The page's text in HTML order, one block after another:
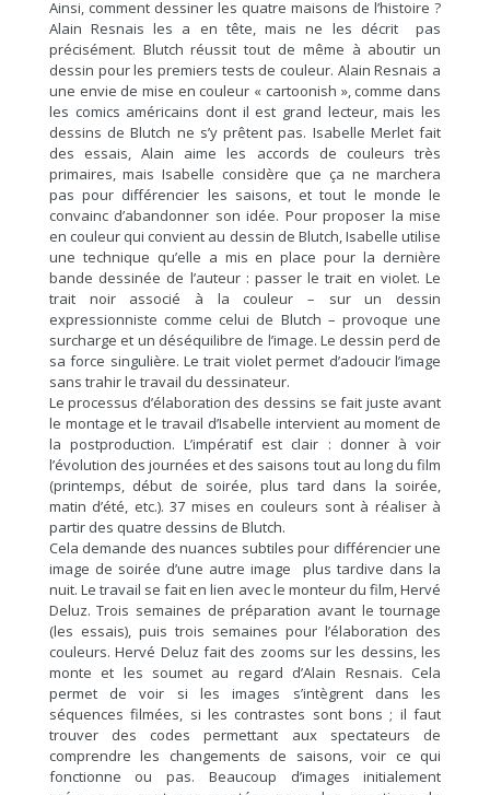
Ainsi, comment dessiner les quatre maisons de l’histoire ?
Alain Resnais les a en tête, mais ne les décrit pas
précisément. Blutch réussit tout de même à aboutir un
dessin pour les premiers tests de couleur. Alain Resnais a
une envie de mise en couleur « cartoonish », comme dans
les comics américains dont il est grand lecteur, mais les
dessins de Blutch ne s’y prêtent pas. Isabelle Merlet fait
des essais, Alain aime les accords de couleurs très
primaires, mais Isabelle considère que ça ne marchera
pas pour différencier les saisons, et tout le monde le
convainc d’abandonner son idée. Pour proposer la mise
en couleur qui convient au dessin de Blutch, Isabelle utilise
une technique qu’elle a mis en place pour la dernière
bande dessinée de l’auteur : passer le trait en violet. Le
trait noir associé à la couleur – sur un dessin
expressionniste comme celui de Blutch – provoque une
surcharge et un déséquilibre de l’image. Le dessin perd de
sa force singulière. Le trait violet permet d’adoucir l’image
sans trahir le travail du dessinateur.
Le processus d’élaboration des dessins se fait juste avant
le montage et le travail d’Isabelle intervient au moment de
la postproduction. L’impératif est clair : donner à voir
l’évolution des journées et des saisons tout au long du film
(printemps, début de soirée, plus tard dans la soirée,
matin d’été, etc.). 37 mises en couleurs sont à réaliser à
partir des quatre dessins de Blutch.
Cela demande des nuances subtiles pour différencier une
image de soirée d’une autre image plus tardive dans la
nuit. Le travail se fait en lien avec le monteur du film, Hervé
Deluz. Trois semaines de préparation avant le tournage
(les essais), puis trois semaines pour l’élaboration des
couleurs. Hervé Deluz fait des zooms sur les dessins, les
monte et les soumet au regard d’Alain Resnais. Cela
permet de voir si les images s’intègrent dans les
séquences filmées, si les contrastes sont bons ; il faut
trouver des codes permettant aux spectateurs de
comprendre les changements de saisons, voir ce qui
fonctionne ou pas. Beaucoup d’images initialement